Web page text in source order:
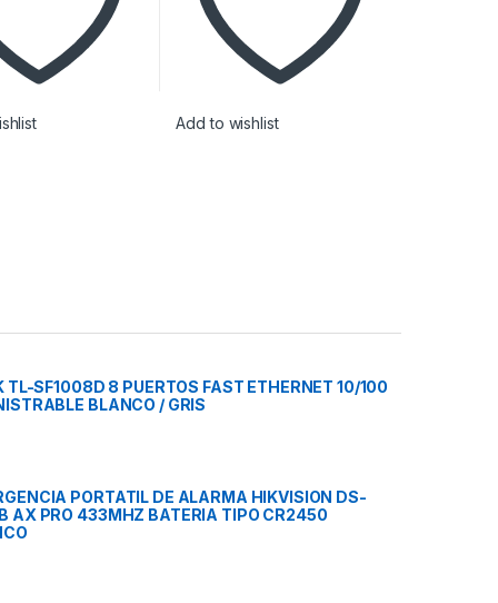
Add to wishlist
TL-SF1008D 8 PUERTOS FAST ETHERNET 10/100
BLANCO / GRIS
PORTATIL DE ALARMA HIKVISION DS-
AX PRO 433MHZ BATERIA TIPO CR2450